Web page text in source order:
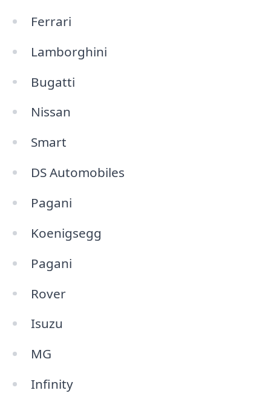
Ferrari
Lamborghini
Bugatti
Nissan
Smart
DS Automobiles
Pagani
Koenigsegg
Pagani
Rover
Isuzu
MG
Infinity